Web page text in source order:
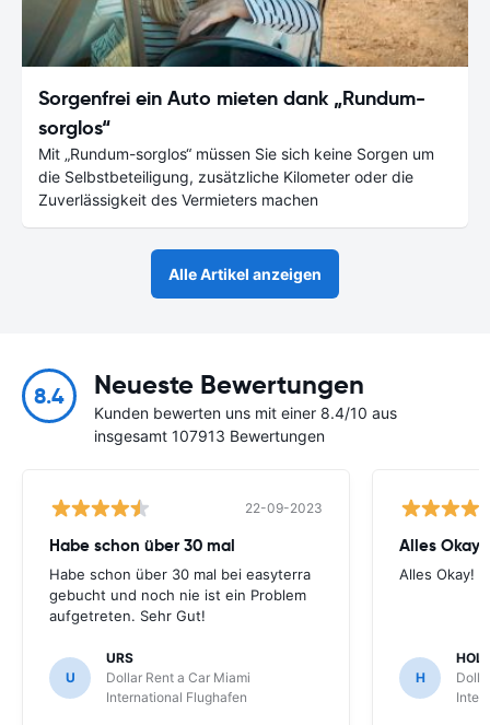
Sorgenfrei ein Auto mieten dank „Rundum-
sorglos“
Mit „Rundum-sorglos“ müssen Sie sich keine Sorgen um
die Selbstbeteiligung, zusätzliche Kilometer oder die
Zuverlässigkeit des Vermieters machen
Alle Artikel anzeigen
8.4 Neueste Bewertungen
Kunden bewerten uns mit einer 8.4/10 aus
insgesamt 107913 Bewertungen
22-09-2023
Habe schon über 30 mal
Habe schon über 30 mal bei easyterra
gebucht und noch nie ist ein Problem
aufgetreten. Sehr Gut!
U
URS
Dollar Rent a Car Miami
International Flughafen
Alles Okay!
Alles Okay!
H